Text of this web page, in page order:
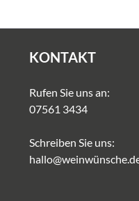
KONTAKT
Rufen Sie uns an:
07561 3434
Schreiben Sie uns: